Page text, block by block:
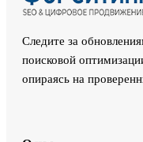
Следите за
поисковой
опираясь на